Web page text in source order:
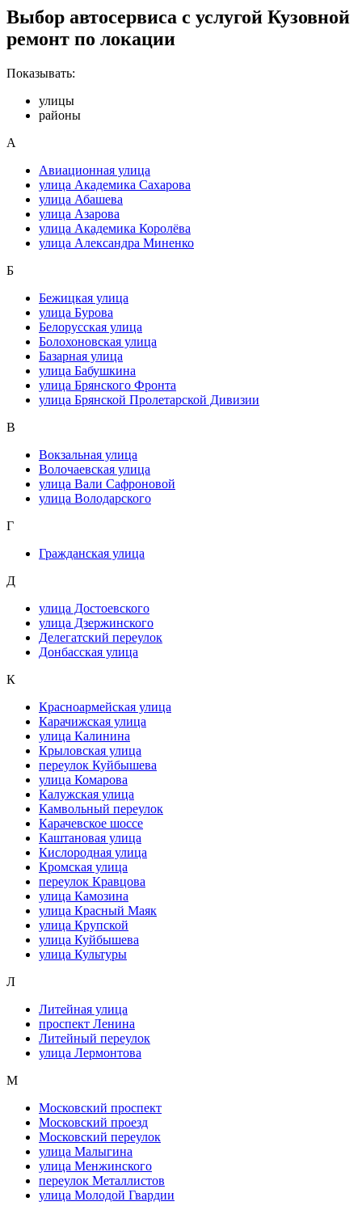
Выбор автосервиса с услугой Кузовной
ремонт по локации
Показывать:
улицы
районы
А
Авиационная улица
улица Академика Сахарова
улица Абашева
улица Азарова
улица Академика Королёва
улица Александра Миненко
Б
Бежицкая улица
улица Бурова
Белорусская улица
Болохоновская улица
Базарная улица
улица Бабушкина
улица Брянского Фронта
улица Брянской Пролетарской Дивизии
В
Вокзальная улица
Волочаевская улица
улица Вали Сафроновой
улица Володарского
Г
Гражданская улица
Д
улица Достоевского
улица Дзержинского
Делегатский переулок
Донбасская улица
К
Красноармейская улица
Карачижская улица
улица Калинина
Крыловская улица
переулок Куйбышева
улица Комарова
Калужская улица
Камвольный переулок
Карачевское шоссе
Каштановая улица
Кислородная улица
Кромская улица
переулок Кравцова
улица Камозина
улица Красный Маяк
улица Крупской
улица Куйбышева
улица Культуры
Л
Литейная улица
проспект Ленина
Литейный переулок
улица Лермонтова
М
Московский проспект
Московский проезд
Московский переулок
улица Малыгина
улица Менжинского
переулок Металлистов
улица Молодой Гвардии